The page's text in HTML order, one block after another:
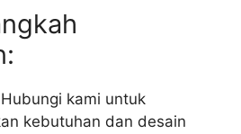
Hubungi kami untuk
kebutuhan dan desain